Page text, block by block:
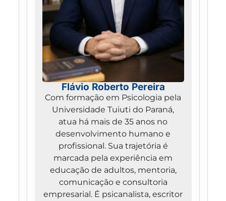
Flávio Roberto Pereira
Com formação em Psicologia pela
Universidade Tuiuti do Paraná,
atua há mais de 35 anos no
desenvolvimento humano e
profissional. Sua trajetória é
marcada pela experiência em
educação de adultos, mentoria,
comunicação e consultoria
empresarial. É psicanalista, escritor